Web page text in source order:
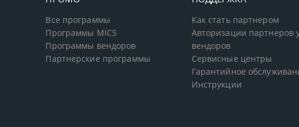
Все программы
Программы MICS
Программы вендоров
Партнерские программы
Как стать партнером
Авторизации партнеров
вендоров
Сервисные центры
Гарантийное
Инструкции